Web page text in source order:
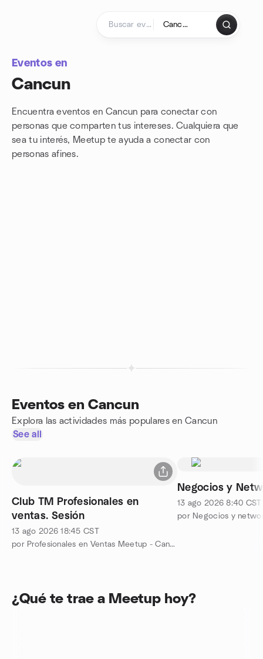
Eventos en
Cancun
Encuentra eventos en Cancun para conectar con
personas que comparten tus intereses. Cualquiera que
sea tu interés, Meetup te ayuda a conectar con
personas afines.
Eventos en Cancun
Explora las actividades más populares en Cancun
See all
Club TM Profesionales en
ventas. Sesión
13 ago 2026 18:45 CST
por Profesionales en Ventas Meetup - Cancún
Negocios y
13 ago 2026 8:40 CST
por Negocios y
¿Qué te trae a Meetup hoy?